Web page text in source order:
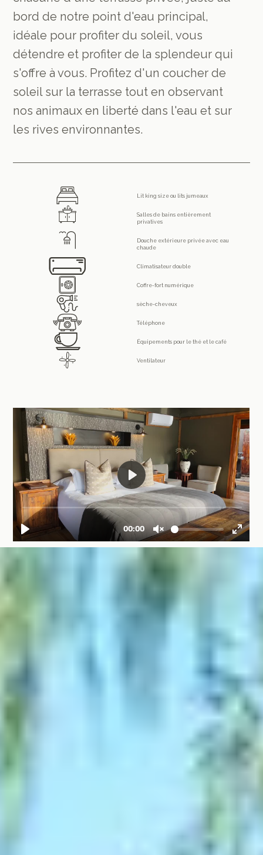
bord de notre point d'eau principal,
idéale pour profiter du soleil, vous
détendre et profiter de la splendeur qui
s'offre à vous. Profitez d'un coucher de
soleil sur la terrasse tout en observant
nos animaux en liberté dans l'eau et sur
les rives environnantes.
Lit king size ou lits jumeaux
Salles de bains entièrement
privatives
Douche extérieure privée avec eau
chaude
Climatisateur double
Coffre-fort numérique
sèche-cheveux
Téléphone
Équipements pour le thé et le café
Ventilateur